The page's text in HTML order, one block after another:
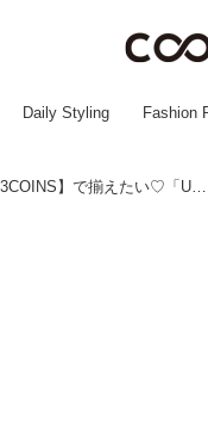
Daily Styling Fashion
『春夏の外出』に心強い味方！【3COINS】で揃えたい♡「UV対策アイテム」